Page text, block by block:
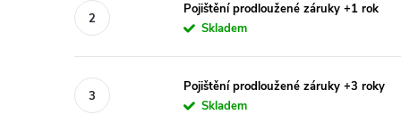
Pojištění prodloužené záruky +1 rok
Skladem
Pojištění prodloužené záruky +3 roky
Skladem